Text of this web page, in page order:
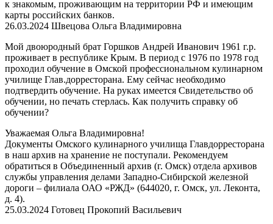
к знакомым, проживающим на территории РФ и имеющим
карты российских банков.
26.03.2024 Швецова Ольга Владимировна
Мой двоюродный брат Горшков Андрей Иванович 1961 г.р.
проживает в республике Крым. В период с 1976 по 1978 год
проходил обучение в Омской профессиональном кулинарном
училище Глав.дорресторана. Ему сейчас необходимо
подтвердить обучение. На руках имеется Свидетельство об
обучении, но печать стерлась. Как получить справку об
обучении?
Уважаемая Ольга Владимировна!
Документы Омского кулинарного училища Главдорресторана
в наш архив на хранение не поступали. Рекомендуем
обратиться в Объединенный архив (г. Омск) отдела архивов
службы управления делами Западно-Сибирской железной
дороги – филиала ОАО «РЖД» (644020, г. Омск, ул. Леконта,
д. 4).
25.03.2024 Готовец Прокопий Васильевич